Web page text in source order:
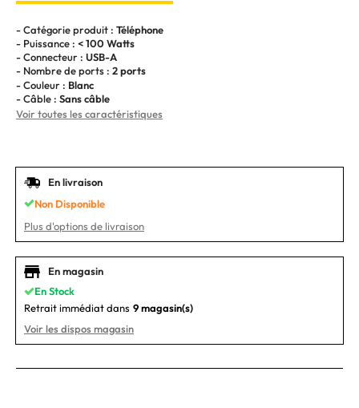
- Catégorie produit : Téléphone
- Puissance : < 100 Watts
- Connecteur : USB-A
- Nombre de ports : 2 ports
- Couleur : Blanc
- Câble : Sans câble
Voir toutes les caractéristiques
En livraison
Non Disponible
Plus d'options de livraison
En magasin
En Stock
Retrait immédiat dans 9 magasin(s)
Voir les dispos magasin